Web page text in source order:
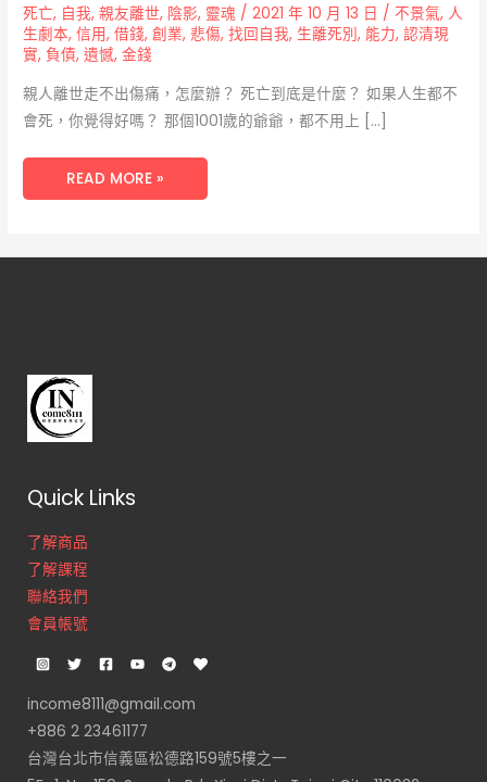
死亡, 自我,親友離世, 陰影, 靈魂 /2021 年 10 月 13 日 / 不景氣,人
生劇本,信用,借錢,創業,悲傷,找回自我,生離死別, 能力,認清現
實, 負債,遺憾,金錢
親人離世走不出傷痛，怎麼辦？ 死亡到底是什麼？ 如果人生都不
會死，你覺得好嗎？ 那個1001歲的爺爺，都不用上 […]
世
的
傷
痛，
那
些
死
亡
教
的
READ MORE »
Quick Links
了解商品
了解課程
聯絡我們
會員帳號
income8111@gmail.com
+886 2 23461177
台灣台北市信義區松德路159號5樓之一